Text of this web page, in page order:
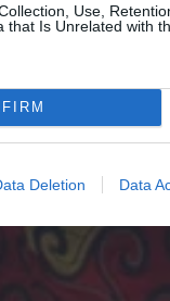
Use,
that Is Unrelated with
Deletion Data